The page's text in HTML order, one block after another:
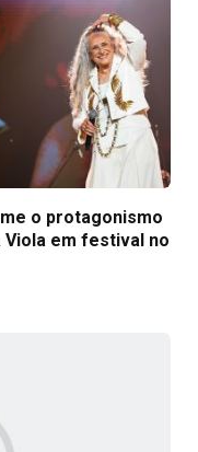
o protagonismo
em festival no